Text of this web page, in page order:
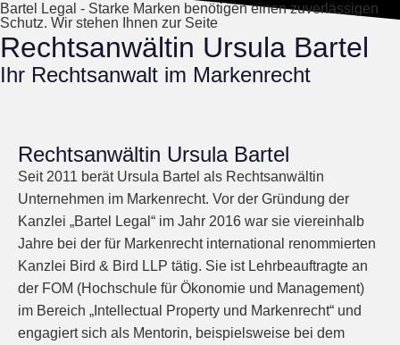
Bartel Legal - Starke Marken benötigen einen zuverlässigen
Schutz. Wir stehen Ihnen zur Seite
Rechtsanwältin Ursula Bartel
Ihr Rechtsanwalt im Markenrecht
Rechtsanwältin Ursula Bartel
Seit 2011 berät Ursula Bartel als Rechtsanwältin
Unternehmen im Markenrecht. Vor der Gründung der
Kanzlei „Bartel Legal“ im Jahr 2016 war sie viereinhalb
Jahre bei der für Markenrecht international renommierten
Kanzlei Bird & Bird LLP tätig. Sie ist Lehrbeauftragte an
der FOM (Hochschule für Ökonomie und Management)
im Bereich „Intellectual Property und Markenrecht“ und
engagiert sich als Mentorin, beispielsweise bei dem